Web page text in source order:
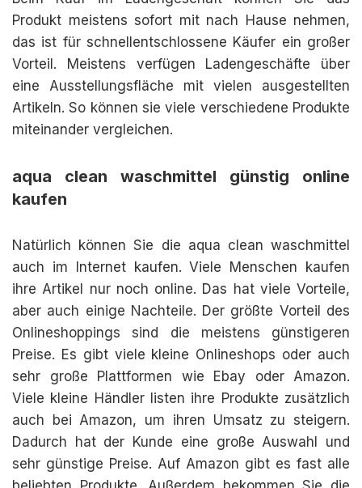
Produkt meistens sofort mit nach Hause nehmen,
das ist für schnellentschlossene Käufer ein großer
Vorteil. Meistens verfügen Ladengeschäfte über
eine Ausstellungsfläche mit vielen ausgestellten
Artikeln. So können sie viele verschiedene Produkte
miteinander vergleichen.
aqua clean waschmittel günstig online
kaufen
Natürlich können Sie die aqua clean waschmittel
auch im Internet kaufen. Viele Menschen kaufen
ihre Artikel nur noch online. Das hat viele Vorteile,
aber auch einige Nachteile. Der größte Vorteil des
Onlineshoppings sind die meistens günstigeren
Preise. Es gibt viele kleine Onlineshops oder auch
sehr große Plattformen wie Ebay oder Amazon.
Viele kleine Händler listen ihre Produkte zusätzlich
auch bei Amazon, um ihren Umsatz zu steigern.
Dadurch hat der Kunde eine große Auswahl und
sehr günstige Preise. Auf Amazon gibt es fast alle